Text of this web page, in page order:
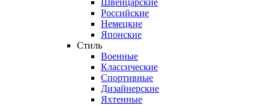
Швейцарские
Российские
Немецкие
Японские
Стиль
Военные
Классические
Спортивные
Дизайнерские
Яхтенные